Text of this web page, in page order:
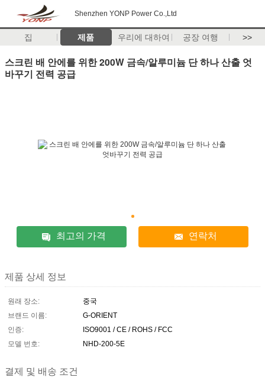
Shenzhen YONP Power Co.,Ltd
집 제품 우리에 대하여 공장 여행 >>
스크린 배 안에를 위한 200W 금속/알루미늄 단 하나 산출 엇
바꾸기 전력 공급
최고의 가격 연락처
제품 상세 정보
원래 장소:
중국
브랜드 이름:
G-ORIENT
인증:
ISO9001 / CE / ROHS / FCC
모델 번호:
NHD-200-5E
결제 및 배송 조건